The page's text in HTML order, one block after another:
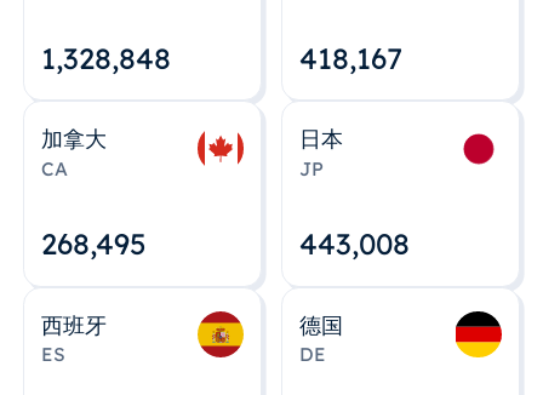
1,328,848 418,167
加拿大
CA
268,495
日本
JP
443,008
西班牙
ES
德国
DE